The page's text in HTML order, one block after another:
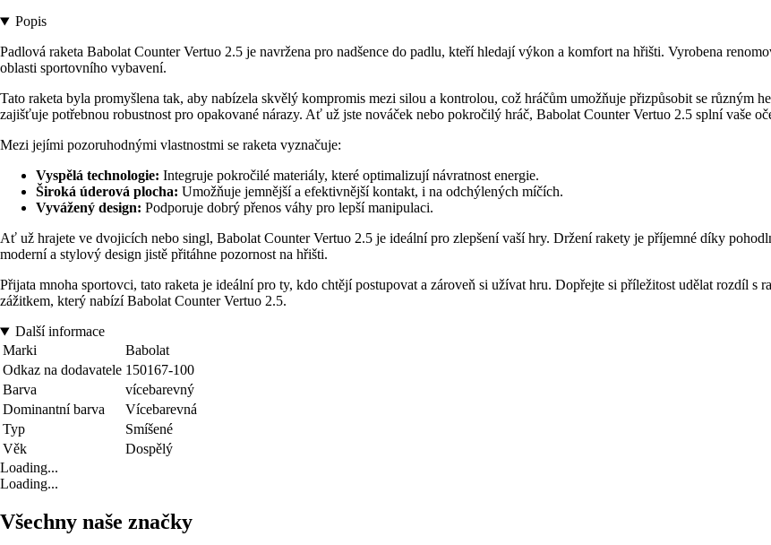
Popis
Padlová raketa Babolat Counter Vertuo 2.5 je navržena pro nadšence do padlu, kteří hledají výkon a komfort na hřišti. Vyrobena
oblasti sportovního vybavení.
Tato raketa byla promyšlena tak, aby nabízela skvělý kompromis mezi silou a kontrolou, což hráčům umožňuje přizpůsobit se různým
zajišťuje potřebnou robustnost pro opakované nárazy. Ať už jste nováček nebo pokročilý hráč, Babolat Counter Vertuo 2.5 splní vaše
Mezi jejími pozoruhodnými vlastnostmi se raketa vyznačuje:
Vyspělá technologie: Integruje pokročilé materiály, které optimalizují návratnost energie.
Široká úderová plocha: Umožňuje jemnější a efektivnější kontakt, i na odchýlených míčích.
Vyvážený design: Podporuje dobrý přenos váhy pro lepší manipulaci.
Ať už hrajete ve dvojicích nebo singl, Babolat Counter Vertuo 2.5 je ideální pro zlepšení vaší hry. Držení rakety je příjemné díky
moderní a stylový design jistě přitáhne pozornost na hřišti.
Přijata mnoha sportovci, tato raketa je ideální pro ty, kdo chtějí postupovat a zároveň si užívat hru. Dopřejte si příležitost udělat rozdíl s
zážitkem, který nabízí Babolat Counter Vertuo 2.5.
Další informace
Marki
Babolat
Odkaz na dodavatele 150167-100
Barva
vícebarevný
Dominantní barva
Vícebarevná
Typ
Smíšené
Věk
Dospělý
Loading...
Loading...
Všechny naše značky